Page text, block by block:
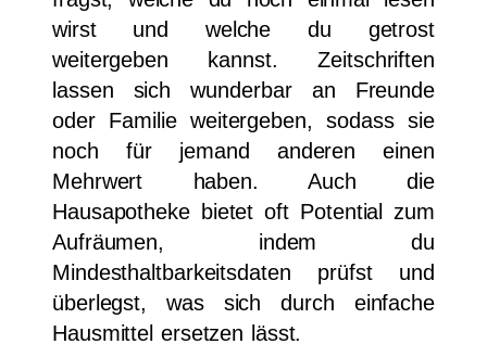
wirst und welche du getrost
weitergeben kannst. Zeitschriften
lassen sich wunderbar an Freunde
oder Familie weitergeben, sodass sie
noch für jemand anderen einen
Mehrwert haben. Auch die
Hausapotheke bietet oft Potential zum
Aufräumen, indem du
Mindesthaltbarkeitsdaten prüfst und
überlegst, was sich durch einfache
Hausmittel ersetzen lässt.